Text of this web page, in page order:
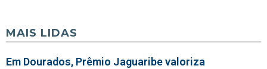
MAIS LIDAS
Em Dourados, Prêmio Jaguaribe valoriza